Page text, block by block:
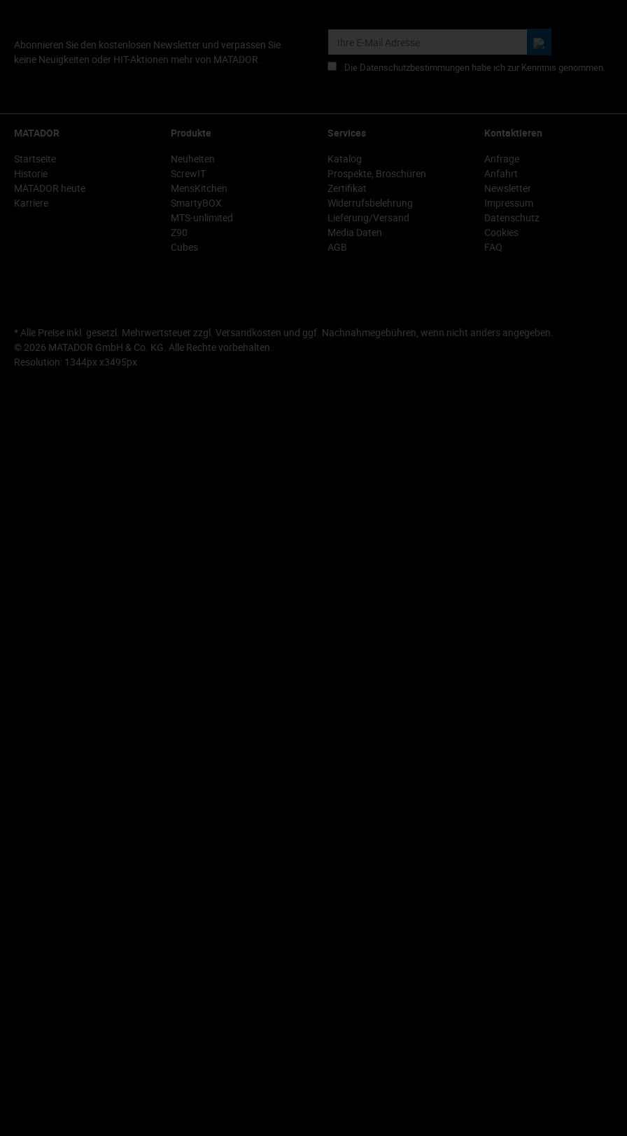
Abonnieren Sie den kostenlosen Newsletter und verpassen Sie
keine Neuigkeiten oder HIT-Aktionen mehr von MATADOR.
Die Datenschutzbestimmungen habe ich zur Kenntnis genommen.
MATADOR
Startseite
Historie
MATADOR heute
Karriere
Produkte
Neuheiten
ScrewIT
MensKitchen
SmartyBOX
MTS-unlimited
Z90
Cubes
Services
Katalog
Prospekte, Broschüren
Zertifikat
Widerrufsbelehrung
Lieferung/Versand
Media Daten
AGB
Kontaktieren
Anfrage
Anfahrt
Newsletter
Impressum
Datenschutz
Cookies
FAQ
* Alle Preise inkl. gesetzl. Mehrwertsteuer zzgl. Versandkosten und ggf. Nachnahmegebühren, wenn nicht anders angegeben.
© 2026 MATADOR GmbH & Co. KG. Alle Rechte vorbehalten.
Resolution: 1344px x3495px